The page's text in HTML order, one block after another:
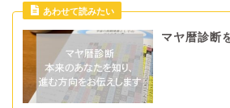
マヤ暦診断